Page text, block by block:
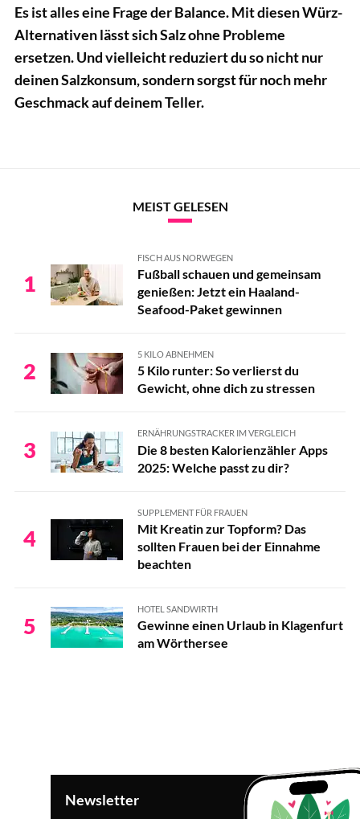
Es ist alles eine Frage der Balance. Mit diesen Würz-
Alternativen lässt sich Salz ohne Probleme
ersetzen. Und vielleicht reduziert du so nicht nur
deinen Salzkonsum, sondern sorgst für noch mehr
Geschmack auf deinem Teller.
MEIST GELESEN
1
FISCH AUS NORWEGEN
Fußball schauen und gemeinsam
genießen: Jetzt ein Haaland-
Seafood-Paket gewinnen
2
5 KILO ABNEHMEN
5 Kilo runter: So verlierst du
Gewicht, ohne dich zu stressen
3
ERNÄHRUNGSTRACKER IM VERGLEICH
Die 8 besten Kalorienzähler Apps
2025: Welche passt zu dir?
4
SUPPLEMENT FÜR FRAUEN
Mit Kreatin zur Topform? Das
sollten Frauen bei der Einnahme
beachten
5
HOTEL SANDWIRTH
Gewinne einen Urlaub in Klagenfurt
am Wörthersee
Newsletter